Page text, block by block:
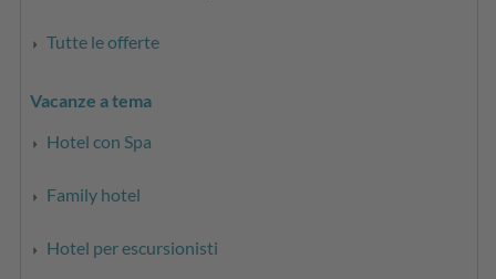
Tutte le offerte
Vacanze a tema
Hotel con Spa
Family hotel
Hotel per escursionisti